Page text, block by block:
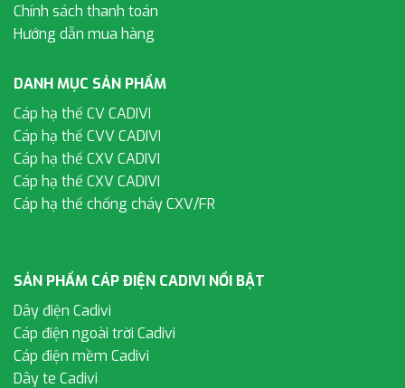
Chính sách thanh toán
Hướng dẫn mua hàng
DANH MỤC SẢN PHẨM
Cáp hạ thế CV CADIVI
Cáp hạ thế CVV CADIVI
Cáp hạ thế CXV CADIVI
Cáp hạ thế CXV CADIVI
Cáp hạ thế chống cháy CXV/FR
SẢN PHẨM CÁP ĐIỆN CADIVI NỔI BẬT
Dây điện Cadivi
Cáp điện ngoài trời Cadivi
Cáp điện mềm Cadivi
Dây te Cadivi